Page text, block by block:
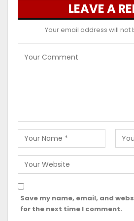
LEAVE A
Your email address will not
Save my name, email, and
for the next time I comment.